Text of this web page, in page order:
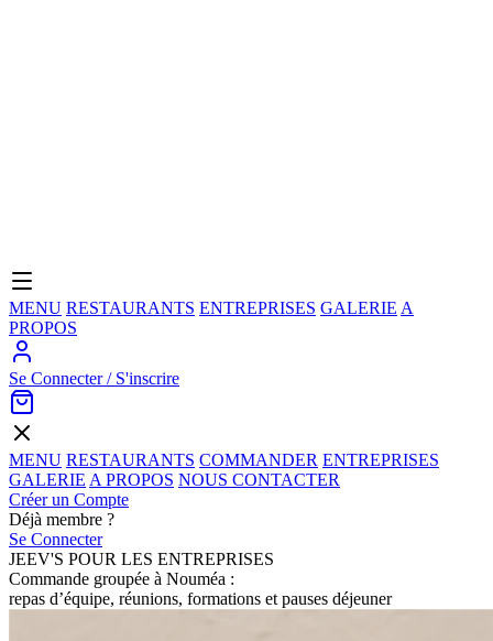
MENU RESTAURANTS ENTREPRISES GALERIE A
PROPOS
Se Connecter / S'inscrire
MENU RESTAURANTS COMMANDER ENTREPRISES
GALERIE A PROPOS NOUS CONTACTER
Créer un Compte
Déjà membre ?
Se Connecter
JEEV'S POUR LES ENTREPRISES
Commande groupée à Nouméa :
repas d’équipe, réunions, formations et pauses déjeuner